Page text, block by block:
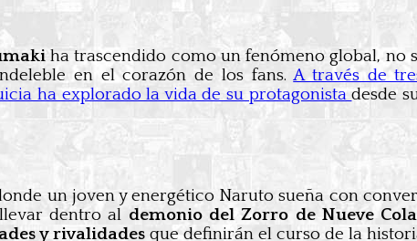
ha trascendido como un fenómeno global, no
en el corazón de los fans.A través de
ha explorado la vida de su protagonistadesde
un joven y energético Naruto sueña con
dentro al demonio del Zorro de Nueve
y rivalidades que definirán el curso de la